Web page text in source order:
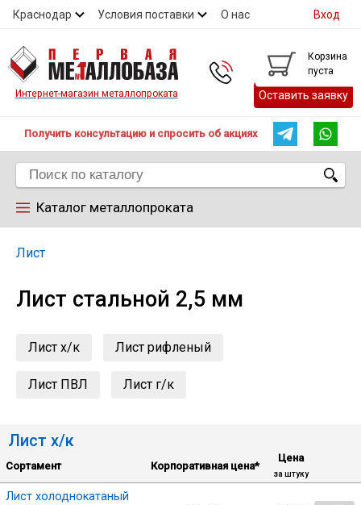
Краснодар Условия поставки О нас
Контакты
Контакты
Вход
Интернет-магазин металлопроката
Корзина
пуста
Оставить заявку
Получить консультацию и спросить об акциях
Каталог металлопроката
Труба
Швеллер
Лист
Лист стальной 2,5 мм
Лист х/к Лист рифленый
Лист ПВЛ Лист г/к
Лист х/к
Сортамент Корпоративная цена*
Цена
за штуку
Лист холоднокатаный